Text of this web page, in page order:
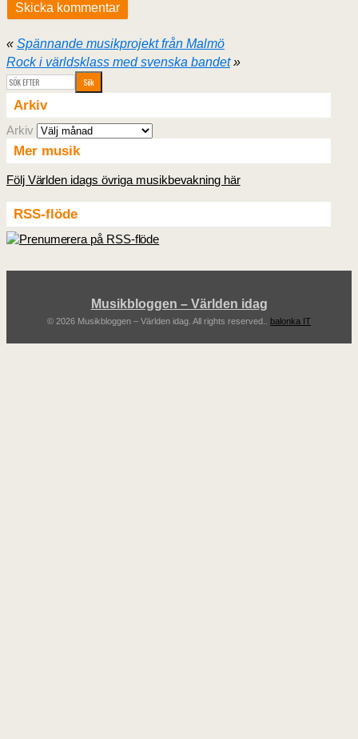
« Spännande musikprojekt från Malmö
Rock i världsklass med svenska bandet»
Arkiv
Arkiv
Mer musik
Följ Världen idags övriga musikbevakning här
RSS-flöde
Musikbloggen – Världen idag
© 2026 Musikbloggen – Världen idag. All rights reserved.. balonka IT